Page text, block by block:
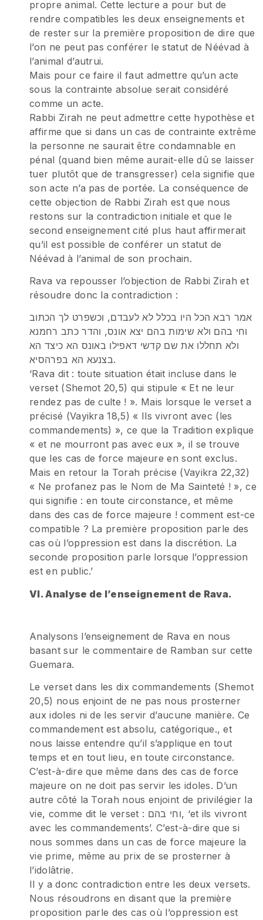
propre animal. Cette lecture a pour but de
rendre compatibles les deux enseignements et
de rester sur la première proposition de dire que
l’on ne peut pas conférer le statut de Néévad à
l’animal d’autrui.
Mais pour ce faire il faut admettre qu’un acte
sous la contrainte absolue serait considéré
comme un acte.
Rabbi Zirah ne peut admettre cette hypothèse et
affirme que si dans un cas de contrainte extrême
la personne ne saurait être condamnable en
pénal (quand bien même aurait-elle dû se laisser
tuer plutôt que de transgresser) cela signifie que
son acte n’a pas de portée. La conséquence de
cette objection de Rabbi Zirah est que nous
restons sur la contradiction initiale et que le
second enseignement cité plus haut affirmerait
qu’il est possible de conférer un statut de
Néévad à l’animal de son prochain.
Rava va repousser l’objection de Rabbi Zirah et
résoudre donc la contradiction :
אמר רבא הכל היו בכלל לא לעבדם, וכשפרט לך הכתוב
וחי בהם ולא שימות בהם יצא אונס, והדר כתב רחמנא
ולא תחללו את שם קדשי דאפילו באונס הא כיצד הא
בצנעא הא בפרהסיא.
‘Rava dit : toute situation était incluse dans le
verset (Shemot 20,5) qui stipule « Et ne leur
rendez pas de culte ! ». Mais lorsque le verset a
précisé (Vayikra 18,5) « Ils vivront avec (les
commandements) », ce que la Tradition explique
« et ne mourront pas avec eux », il se trouve
que les cas de force majeure en sont exclus.
Mais en retour la Torah précise (Vayikra 22,32)
« Ne profanez pas le Nom de Ma Sainteté ! », ce
qui signifie : en toute circonstance, et même
dans des cas de force majeure ! comment est-ce
compatible ? La première proposition parle des
cas où l’oppression est dans la discrétion. La
seconde proposition parle lorsque l’oppression
est en public.’
VI. Analyse de l’enseignement de Rava.
Analysons l’enseignement de Rava en nous
basant sur le commentaire de Ramban sur cette
Guemara.
Le verset dans les dix commandements (Shemot
20,5) nous enjoint de ne pas nous prosterner
aux idoles ni de les servir d’aucune manière. Ce
commandement est absolu, catégorique., et
nous laisse entendre qu’il s’applique en tout
temps et en tout lieu, en toute circonstance.
C’est-à-dire que même dans des cas de force
majeure on ne doit pas servir les idoles. D’un
autre côté la Torah nous enjoint de privilégier la
vie, comme dit le verset : וחי בהם, ‘et ils vivront
avec les commandements’. C’est-à-dire que si
nous sommes dans un cas de force majeure la
vie prime, même au prix de se prosterner à
l’idolâtrie.
Il y a donc contradiction entre les deux versets.
Nous résoudrons en disant que la première
proposition parle des cas où l’oppression est